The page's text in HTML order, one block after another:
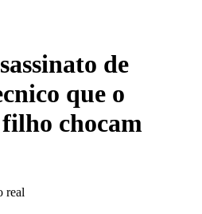
de
que o
chocam
real